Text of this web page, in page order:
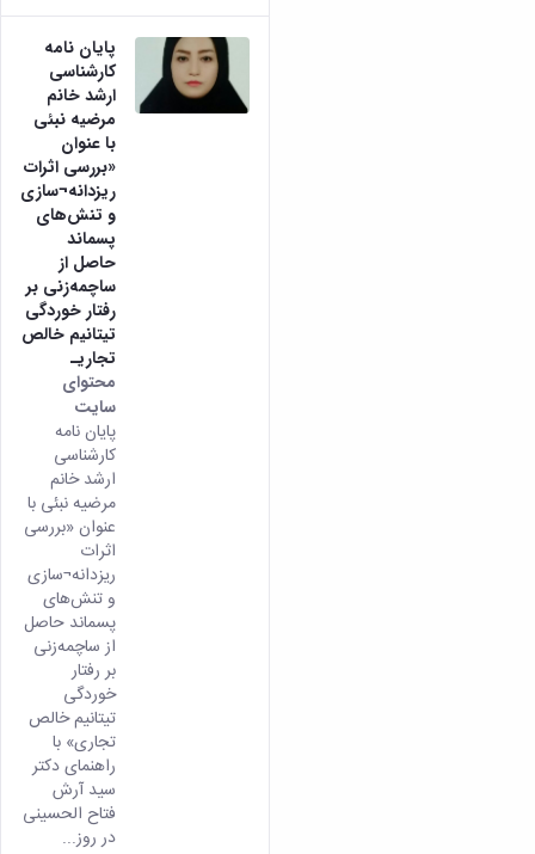
پایان نامه
کارشناسی
ارشد خانم
مرضیه نبئی
با عنوان
«بررسی اثرات
ریزدانه¬سازی
و تنش‌های
پسماند
حاصل از
ساچمه‌زنی بر
رفتار خوردگی
تیتانیم خالص
تجاریـ
محتوای
سایت
پایان نامه
کارشناسی
ارشد خانم
مرضیه نبئی با
عنوان «بررسی
اثرات
ریزدانه¬سازی
و تنش‌های
پسماند حاصل
از ساچمه‌زنی
بر رفتار
خوردگی
تیتانیم خالص
تجاری» با
راهنمای دکتر
سید آرش
فتاح الحسینی
در روز...